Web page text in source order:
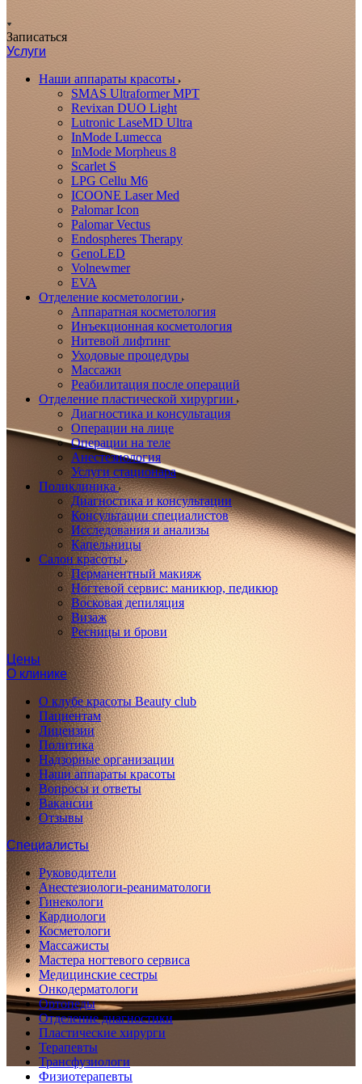
Записаться
Услуги
Наши аппараты красоты
SMAS Ultraformer MPT
Revixan DUO Light
Lutronic LaseMD Ultra
InMode Lumecca
InMode Morpheus 8
Scarlet S
LPG Cellu M6
ICOONE Laser Med
Palomar Icon
Palomar Vectus
Endospheres Therapy
GenoLED
Volnewmer
EVA
Отделение косметологии
Аппаратная косметология
Инъекционная косметология
Нитевой лифтинг
Уходовые процедуры
Массажи
Реабилитация после операций
Отделение пластической хирургии
Диагностика и консультация
Операции на лице
Операции на теле
Анестезиология
Услуги стационара
Поликлиника
Диагностика и консультации
Консультации специалистов
Исследования и анализы
Капельницы
Салон красоты
Перманентный макияж
Ногтевой сервис: маникюр, педикюр
Восковая депиляция
Визаж
Ресницы и брови
Цены
О клинике
О клубе красоты Beauty club
Пациентам
Лицензии
Политика
Надзорные организации
Наши аппараты красоты
Вопросы и ответы
Вакансии
Отзывы
Специалисты
Руководители
Анестезиологи-реаниматологи
Гинекологи
Кардиологи
Косметологи
Массажисты
Мастера ногтевого сервиса
Медицинские сестры
Онкодерматологи
Ортопеды
Отделение диагностики
Пластические хирурги
Терапевты
Трансфузиологи
Физиотерапевты